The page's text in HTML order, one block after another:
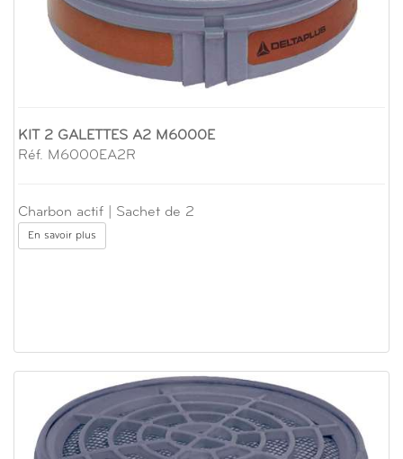
KIT 2 GALETTES A2 M6000E
Réf. M6000EA2R
Charbon actif | Sachet de 2
En savoir plus